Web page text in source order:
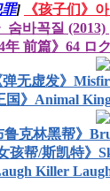
]
《孩子们》
숨바꼭질
年 前篇》64 ロ
弹无虚发》
国》Animal
鲁克林黑帮》
孩帮/斯凯特》
Killer